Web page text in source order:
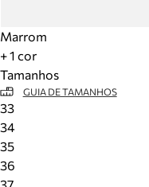
Marrom
+ 1 cor
Tamanhos
GUIA DE TAMANHOS
33
34
35
36